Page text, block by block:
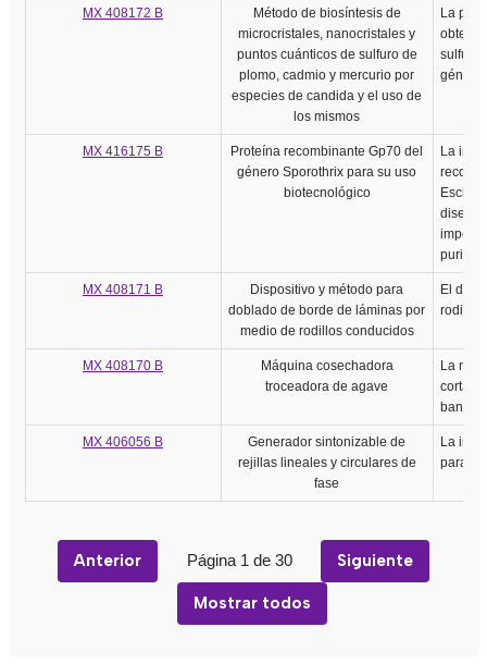
MX 408172 B
Método de biosíntesis de
microcristales, nanocristales y
puntos cuánticos de sulfuro de
plomo, cadmio y mercurio por
especies de candida y el uso de
los mismos
La
sulfuro
género
MX 416175 B
Proteína recombinante Gp70 del
género Sporothrix para su uso
biotecnológico
La
diseño
MX 408171 B
Dispositivo y método para
doblado de borde de láminas por
medio de rodillos conducidos
El
rodillos
MX 408170 B
Máquina cosechadora
troceadora de agave
La
corta
MX 406056 B
Generador sintonizable de
rejillas lineales y circulares de
fase
La
para
Anterior Página 1 de 30 Siguiente
Mostrar todos